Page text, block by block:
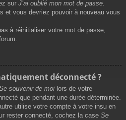
sur J’ai oublié mon mot de passe
et vous devriez pouvoir à nouveau vous
à réinitialiser votre mot de passe,
déconnecté ?
souvenir de moi lors de votre
que pendant une durée déterminée.
utilise votre compte à votre insu en
rester connecté, cochez la case Se